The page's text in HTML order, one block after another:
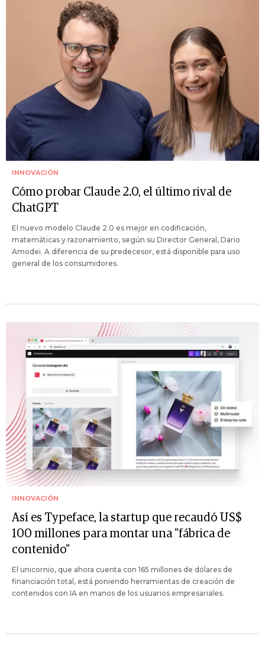
INNOVACIÓN
Cómo probar Claude 2.0, el último rival de
ChatGPT
El nuevo modelo Claude 2.0 es mejor en codificación,
matemáticas y razonamiento, según su Director General, Dario
Amodei. A diferencia de su predecesor, está disponible para uso
general de los consumidores.
INNOVACIÓN
Así es Typeface, la startup que recaudó US$
100 millones para montar una "fábrica de
contenido"
El unicornio, que ahora cuenta con 165 millones de dólares de
financiación total, está poniendo herramientas de creación de
contenidos con IA en manos de los usuarios empresariales.